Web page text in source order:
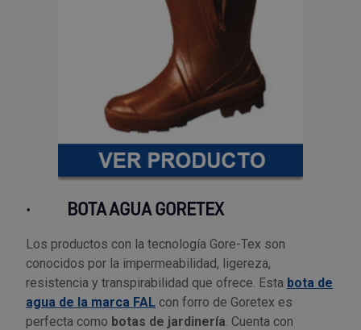
· BOTA AGUA GORETEX
Los productos con la tecnología Gore-Tex son
conocidos por la impermeabilidad, ligereza,
resistencia y transpirabilidad que ofrece. Esta bota de
agua de la marca FAL con forro de Goretex es
perfecta como botas de jardinería. Cuenta con